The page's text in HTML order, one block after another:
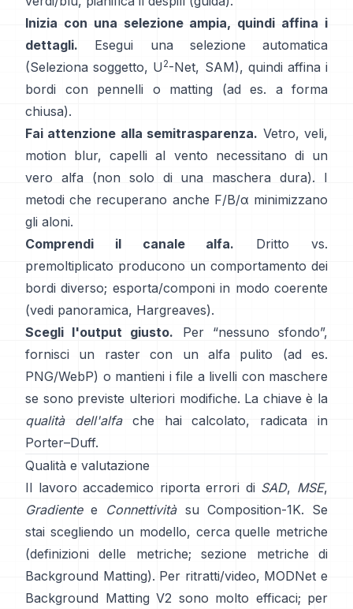
Inizia con una selezione ampia, quindi affina i
dettagli. Esegui una selezione automatica
(Seleziona soggetto, U 2-Net, SAM), quindi affina i
bordi con pennelli o matting (ad es.
a forma
chiusa).
Fai attenzione alla semitrasparenza. Vetro, veli,
motion blur, capelli al vento necessitano di un
vero alfa (non solo di una maschera dura). I
metodi che recuperano anche F/B/α minimizzano
gli aloni.
Comprendi il canale alfa.
Dritto vs.
premoltiplicato producono un comportamento dei
bordi diverso; esporta/componi in modo coerente
(vedi panoramica, Hargreaves).
Scegli l'output giusto. Per “nessuno sfondo”,
fornisci un raster con un alfa pulito (ad es.
PNG/WebP) o mantieni i file a livelli con maschere
se sono previste ulteriori modifiche. La chiave è la
qualità dell'alfache hai calcolato, radicata in
Porter–Duff.
Qualità e valutazione
Il lavoro accademico riporta errori di SAD, MSE,
Gradientee Connettivitàsu Composition-1K. Se
stai scegliendo un modello, cerca quelle metriche
(definizioni delle metriche;
sezione metriche di
Background Matting). Per ritratti/video, MODNet e
Background Matting V2 sono molto efficaci; per